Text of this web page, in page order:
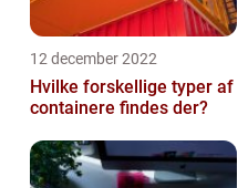
12 december 2022
Hvilke forskellige typer af
containere findes der?